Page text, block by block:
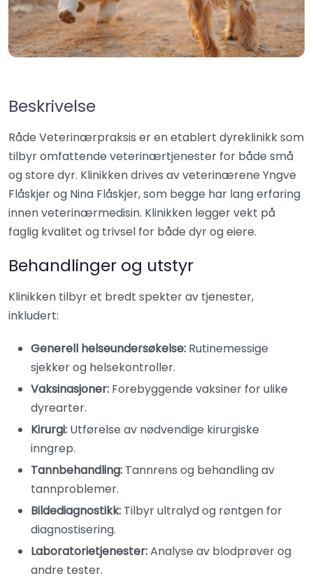
Beskrivelse
Råde Veterinærpraksis er en etablert dyreklinikk som
tilbyr omfattende veterinærtjenester for både små
og store dyr. Klinikken drives av veterinærene Yngve
Flåskjer og Nina Flåskjer, som begge har lang erfaring
innen veterinærmedisin. Klinikken legger vekt på
faglig kvalitet og trivsel for både dyr og eiere.
Behandlinger og utstyr
Klinikken tilbyr et bredt spekter av tjenester,
inkludert:
Generell helseundersøkelse: Rutinemessige
sjekker og helsekontroller.
Vaksinasjoner: Forebyggende vaksiner for ulike
dyrearter.
Kirurgi: Utførelse av nødvendige kirurgiske
inngrep.
Tannbehandling: Tannrens og behandling av
tannproblemer.
Bildediagnostikk: Tilbyr ultralyd og røntgen for
diagnostisering.
Laboratorietjenester:Analyse av blodprøver og
andre tester.